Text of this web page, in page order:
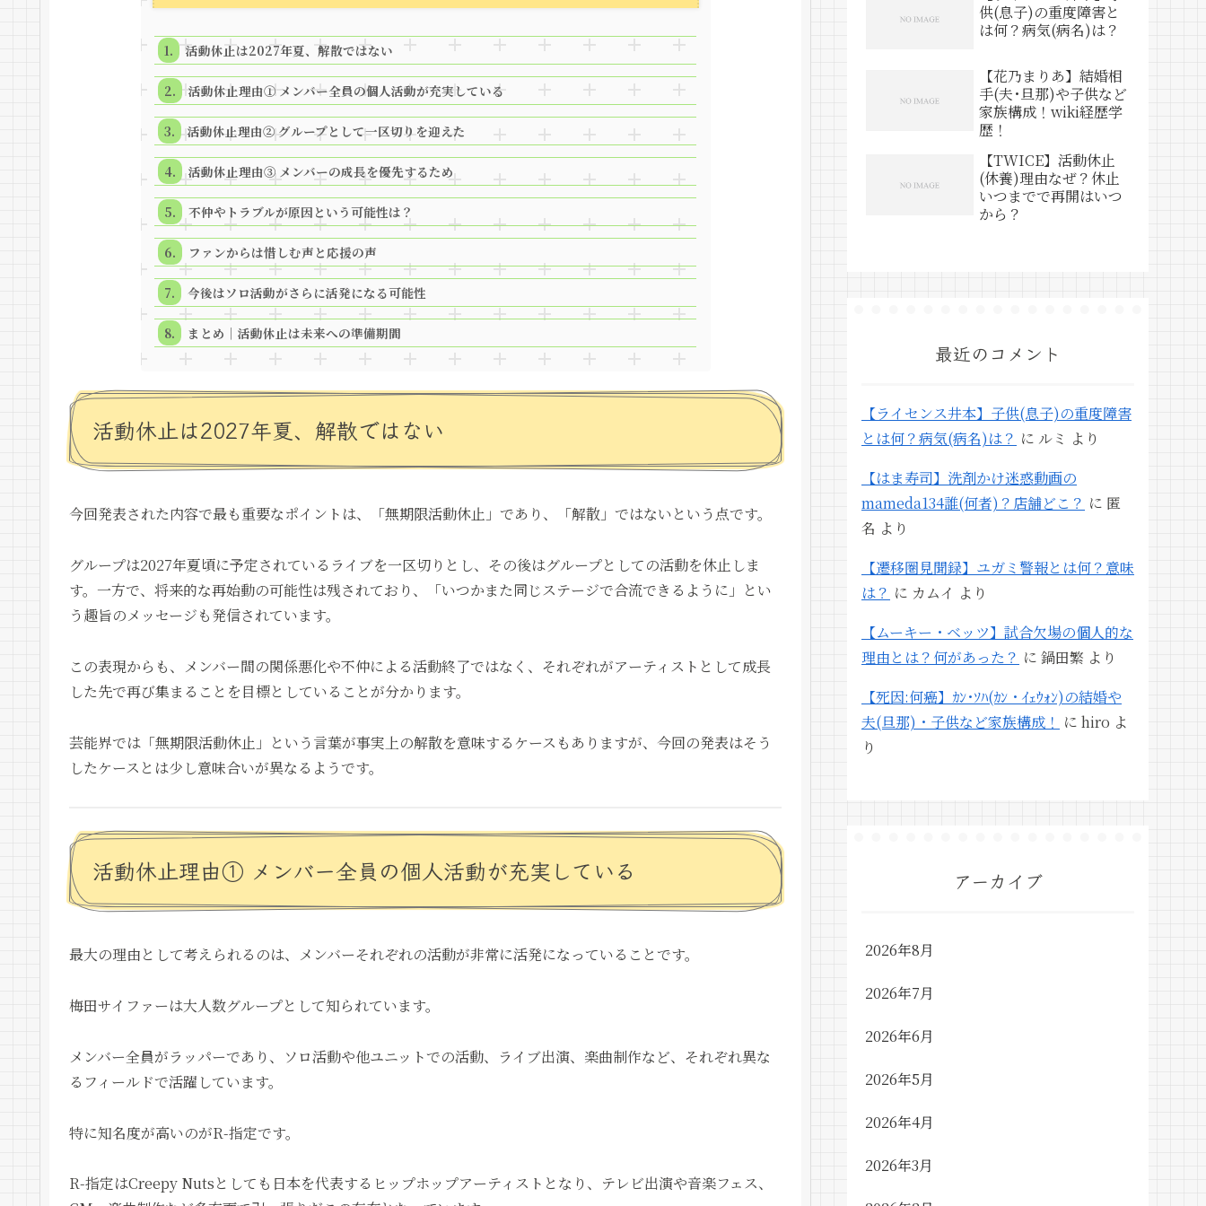
活動休止は2027年夏、解散ではない
活動休止理由① メンバー全員の個人活動が充実している
活動休止理由② グループとして一区切りを迎えた
活動休止理由③ メンバーの成長を優先するため
不仲やトラブルが原因という可能性は？
ファンからは惜しむ声と応援の声
今後はソロ活動がさらに活発になる可能性
まとめ｜活動休止は未来への準備期間
活動休止は2027年夏、解散ではない
今回発表された内容で最も重要なポイントは、「無期限活動休止」であり、「解散」ではないという点です。
グループは2027年夏頃に予定されているライブを一区切りとし、その後はグループとしての活動を休止しま
す。一方で、将来的な再始動の可能性は残されており、「いつかまた同じステージで合流できるように」とい
う趣旨のメッセージも発信されています。
この表現からも、メンバー間の関係悪化や不仲による活動終了ではなく、それぞれがアーティストとして成長
した先で再び集まることを目標としていることが分かります。
芸能界では「無期限活動休止」という言葉が事実上の解散を意味するケースもありますが、今回の発表はそう
したケースとは少し意味合いが異なるようです。
活動休止理由① メンバー全員の個人活動が充実している
最大の理由として考えられるのは、メンバーそれぞれの活動が非常に活発になっていることです。
梅田サイファーは大人数グループとして知られています。
メンバー全員がラッパーであり、ソロ活動や他ユニットでの活動、ライブ出演、楽曲制作など、それぞれ異な
るフィールドで活躍しています。
特に知名度が高いのがR-指定です。
R-指定はCreepy Nutsとしても日本を代表するヒップホップアーティストとなり、テレビ出演や音楽フェス、
供(息子)の重度障害と
は何？病気(病名)は？
【花乃まりあ】結婚相
手(夫･旦那)や子供など
家族構成！wiki経歴学
歴！
【TWICE】活動休止
(休養)理由なぜ？休止
いつまでで再開はいつ
から？
最近のコメント
【ライセンス井本】子供(息子)の重度障害
とは何？病気(病名)は？ に ルミ より
【はま寿司】洗剤かけ迷惑動画の
mameda134誰(何者)？店舗どこ？ に 匿
名 より
【遷移圏見聞録】ユガミ警報とは何？意味
は？ に カムイ より
【ムーキー・ベッツ】試合欠場の個人的な
理由とは？何があった？ に 鍋田繁 より
【死因:何癌】ｶﾝ･ｿﾊ(ｶﾝ・ｲｪｳｫﾝ)の結婚や
夫(旦那)・子供など家族構成！ に hiro よ
り
アーカイブ
2026年8月
2026年7月
2026年6月
2026年5月
2026年4月
2026年3月